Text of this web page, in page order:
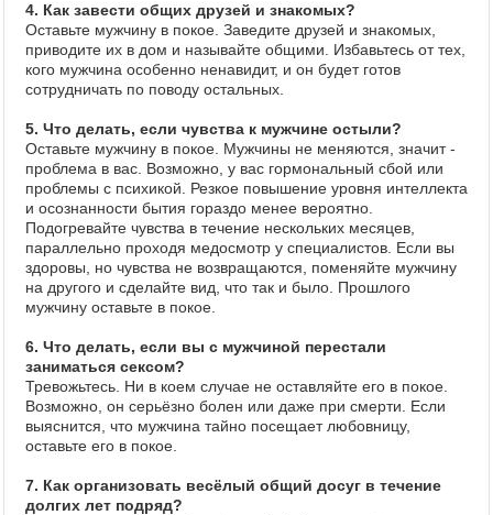
4. Как завести общих друзей и знакомых?
Оставьте мужчину в покое. Заведите друзей и знакомых,
приводите их в дом и называйте общими. Избавьтесь от тех,
кого мужчина особенно ненавидит, и он будет готов
сотрудничать по поводу остальных.
5. Что делать, если чувства к мужчине остыли?
Оставьте мужчину в покое. Мужчины не меняются, значит -
проблема в вас. Возможно, у вас гормональный сбой или
проблемы с психикой. Резкое повышение уровня интеллекта
и осознанности бытия гораздо менее вероятно.
Подогревайте чувства в течение нескольких месяцев,
параллельно проходя медосмотр у специалистов. Если вы
здоровы, но чувства не возвращаются, поменяйте мужчину
на другого и сделайте вид, что так и было. Прошлого
мужчину оставьте в покое.
6. Что делать, если вы с мужчиной перестали
заниматься сексом?
Тревожьтесь. Ни в коем случае не оставляйте его в покое.
Возможно, он серьёзно болен или даже при смерти. Если
выяснится, что мужчина тайно посещает любовницу,
оставьте его в покое.
7. Как организовать весёлый общий досуг в течение
долгих лет подряд?